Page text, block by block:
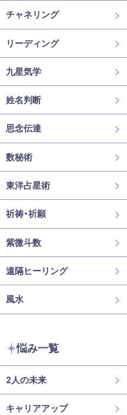
チャネリング
リーディング
九星気学
姓名判断
思念伝達
数秘術
東洋占星術
祈祷・祈願
紫微斗数
遠隔ヒーリング
風水
悩み一覧
2人の未来
キャリアアップ